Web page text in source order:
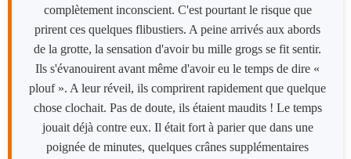
complètement inconscient. C'est pourtant le risque que
prirent ces quelques flibustiers. A peine arrivés aux abords
de la grotte, la sensation d'avoir bu mille grogs se fit sentir.
Ils s'évanouirent avant même d'avoir eu le temps de dire «
plouf ». A leur réveil, ils comprirent rapidement que quelque
chose clochait. Pas de doute, ils étaient maudits ! Le temps
jouait déjà contre eux. Il était fort à parier que dans une
poignée de minutes, quelques crânes supplémentaires